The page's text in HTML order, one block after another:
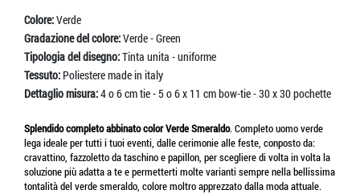
Colore:Verde
Gradazione del colore:Verde - Green
Tipologia del disegno:Tinta unita - uniforme
Tessuto: Poliestere made in italy
Dettaglio misura:4 o 6 cm tie - 5 o 6 x 11 cm bow-tie - 30 x 30 pochette
Splendido completo abbinato color Verde Smeraldo. Completo uomo verde
lega ideale per tutti i tuoi eventi, dalle cerimonie alle feste, conposto da:
cravattino, fazzoletto da taschino e papillon, per scegliere di volta in volta la
soluzione più adatta a te e permetterti molte varianti sempre nella bellissima
tontalità del verde smeraldo, colore moltro apprezzato dalla moda attuale.